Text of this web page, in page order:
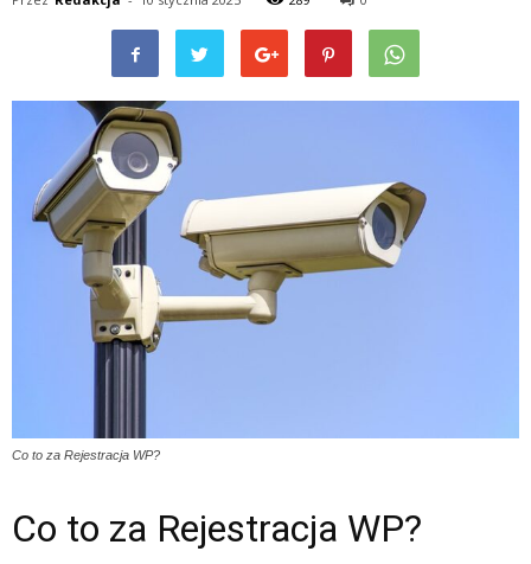
Co to za Rejestracja WP?
Co to za Rejestracja WP?